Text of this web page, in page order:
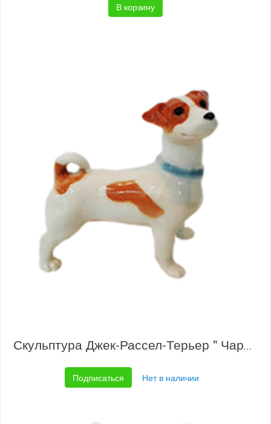
В корзину
Скульптура Джек-Рассел-Терьер " Чарлик"
Подписаться Нет в наличии